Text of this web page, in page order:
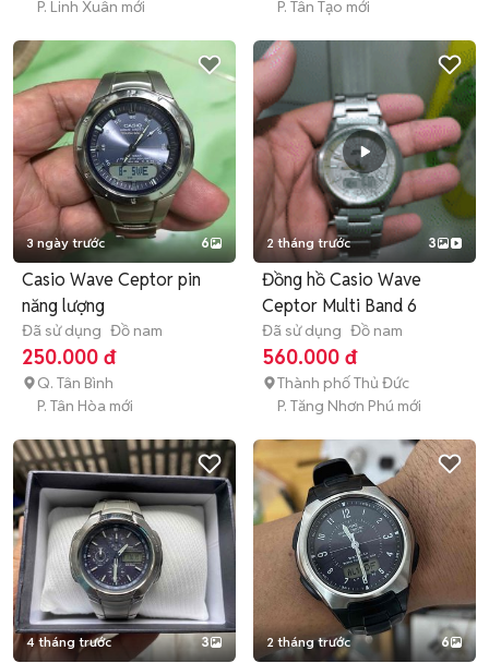
P. Linh Xuân mới P. Tân Tạo mới
3 ngày trước 6
Casio Wave Ceptor pin
năng lượng
Đã sử dụng Đồ nam
250.000 đ
Q. Tân Bình
P. Tân Hòa mới
2 tháng trước 3
Đồng hồ Casio Wave
Ceptor Multi Band 6
Đã sử dụng Đồ nam
560.000 đ
Thành phố Thủ Đức
P. Tăng Nhơn Phú mới
4 tháng trước 3 2 tháng trước 6